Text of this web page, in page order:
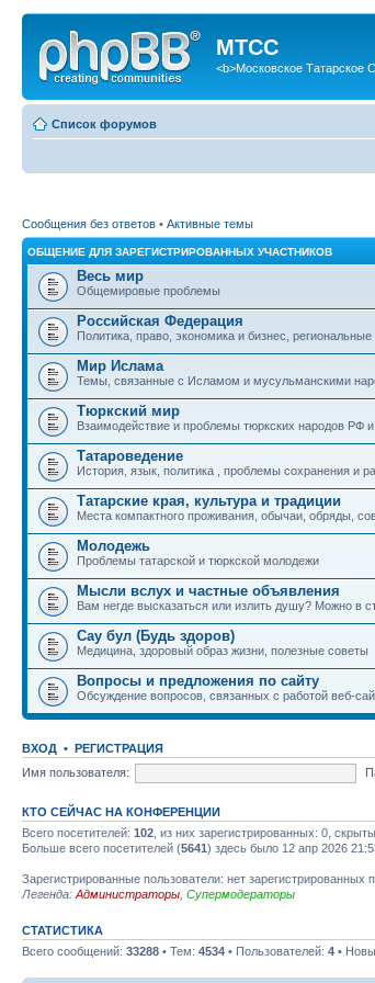
МТСС
<b>Московское Татарское
Список форумов
Сообщения без ответов • Активные темы
ОБЩЕНИЕ ДЛЯ ЗАРЕГИСТРИРОВАННЫХ УЧАСТНИКОВ
Весь мир
Общемировые проблемы
Российская Федерация
Политика, право, экономика и бизнес,
Мир Ислама
Темы, связанные с Исламом и мусульманскими
Тюркский мир
Взаимодействие и проблемы тюркских народов РФ
Татароведение
История, язык, политика , проблемы сохранения и
Татарские края, культура и традиции
Места компактного проживания, обычаи, обряды,
Молодежь
Проблемы татарской и тюркской молодежи
Мысли вслух и частные объявления
Вам негде высказаться или излить душу? Можно в
Сау бул (Будь здоров)
Медицина, здоровый образ жизни, полезные советы
Вопросы и предложения по сайту
Обсуждение вопросов, связанных с работой веб-
ВХОД • РЕГИСТРАЦИЯ
Имя пользователя:
КТО СЕЙЧАС НА КОНФЕРЕНЦИИ
Всего посетителей: 102 , из них зарегистрированных: 0,
Больше всего посетителей (5641) здесь было 12 апр 2026
Зарегистрированные пользователи: нет зарегистрированных
Легенда: Администраторы Супермодераторы
СТАТИСТИКА
Всего сообщений: 33288 • Тем: 4534 • Пользователей: 4 •